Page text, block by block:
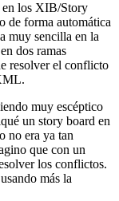
en los XIB/Story
de forma automática
muy sencilla en la
dos ramas
resolver el conflicto
muy escéptico
un story board en
no era ya tan
que con un
los conflictos.
más la